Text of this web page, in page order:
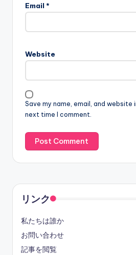
Email *
Website
Save my name, email, and
next time I comment.
リンク
私たちは誰か
お問い合わせ
記事を閲覧